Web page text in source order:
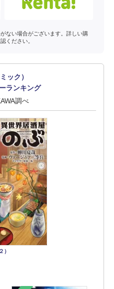
ない場合がございます。詳しい購
ください。
ック）
ランキング
調べ
）